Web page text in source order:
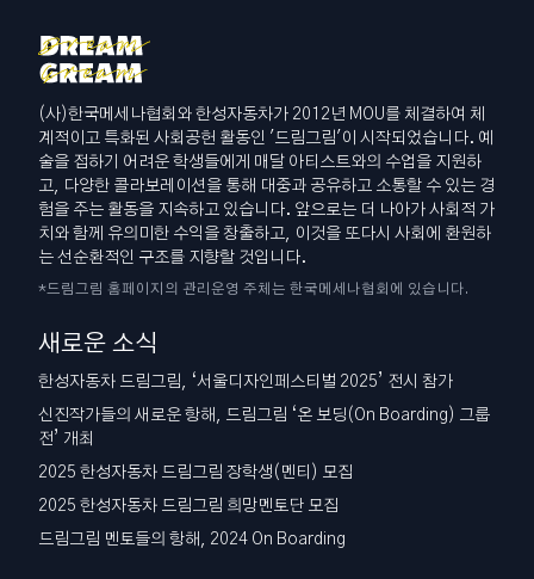
(사)한국메세나협회와 한성자동차가 2012년 MOU를 체결하여 체
계적이고 특화된 사회공헌 활동인 '드림그림'이 시작되었습니다. 예
술을 접하기 어려운 학생들에게 매달 아티스트와의 수업을 지원하
고, 다양한 콜라보레이션을 통해 대중과 공유하고 소통할 수 있는 경
험을 주는 활동을 지속하고 있습니다. 앞으로는 더 나아가 사회적 가
치와 함께 유의미한 수익을 창출하고, 이것을 또다시 사회에 환원하
는 선순환적인 구조를 지향할 것입니다.
*드림그림 홈페이지의 관리운영 주체는 한국메세나협회에 있습니다.
새로운 소식
한성자동차 드림그림, ‘서울디자인페스티벌 2025’ 전시 참가
신진작가들의 새로운 항해, 드림그림 ‘온 보딩(On Boarding) 그룹
전’ 개최
2025 한성자동차 드림그림 장학생(멘티) 모집
2025 한성자동차 드림그림 희망멘토단 모집
드림그림 멘토들의 항해, 2024 On Boarding